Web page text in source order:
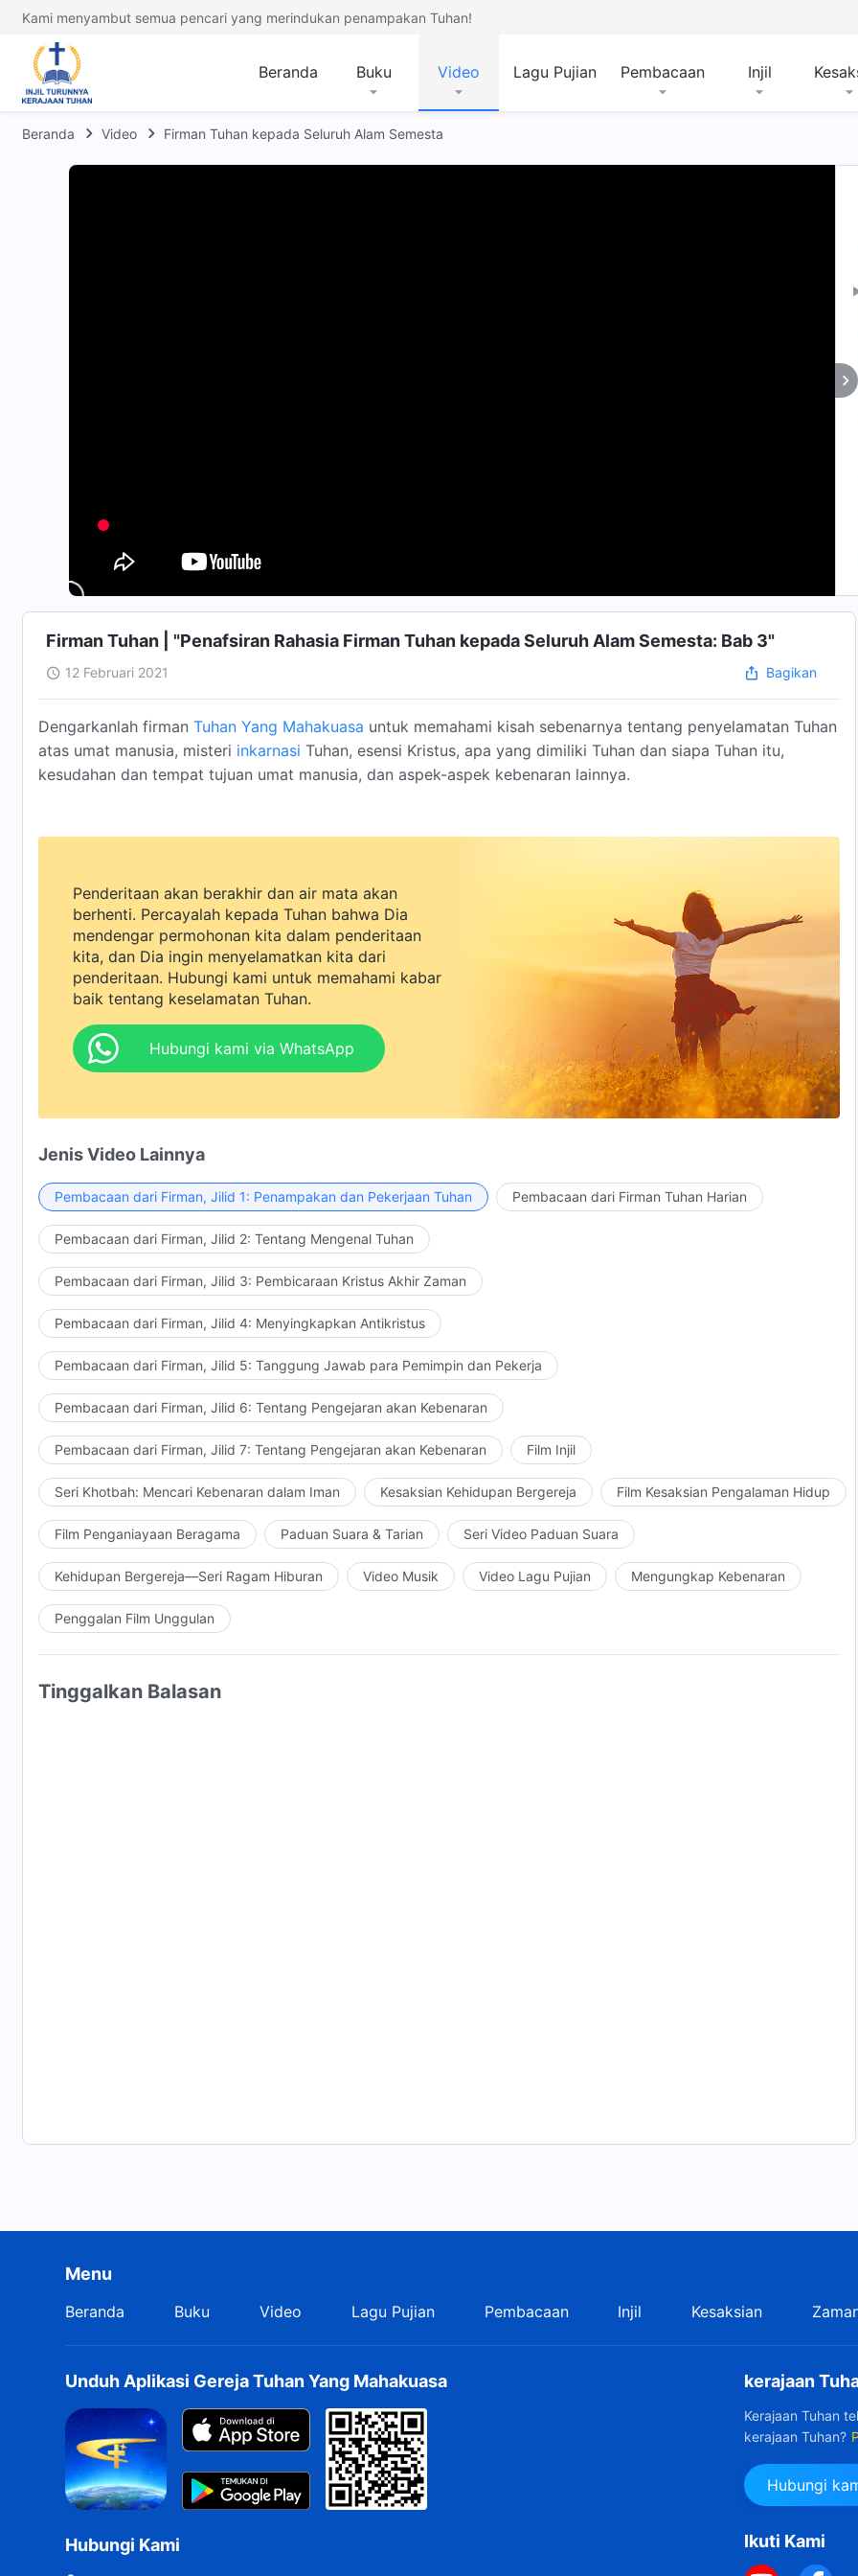
Kami menyambut semua pencari yang merindukan penampakan Tuhan!
Beranda Buku Video Lagu Pujian Pembacaan Injil
Beranda Video Firman Tuhan kepada Seluruh Alam Semesta
Firman Tuhan | "Penafsiran Rahasia Firman Tuhan kepada Seluruh Alam Semesta: Bab 3"
12 Februari 2021 Bagikan
Dengarkanlah firman Tuhan Yang Mahakuasa untuk memahami kisah sebenarnya tentang penyelamatan Tuhan
atas umat manusia, misteri inkarnasi Tuhan, esensi Kristus, apa yang dimiliki Tuhan dan siapa Tuhan itu,
kesudahan dan tempat tujuan umat manusia, dan aspek-aspek kebenaran lainnya.
Penderitaan akan berakhir dan air mata akan
berhenti. Percayalah kepada Tuhan bahwa Dia
mendengar permohonan kita dalam penderitaan
kita, dan Dia ingin menyelamatkan kita dari
penderitaan. Hubungi kami untuk memahami kabar
baik tentang keselamatan Tuhan.
Hubungi kami via WhatsApp
Jenis Video Lainnya
Pembacaan dari Firman, Jilid 1: Penampakan dan Pekerjaan Tuhan Pembacaan dari Firman Tuhan Harian
Pembacaan dari Firman, Jilid 2: Tentang Mengenal Tuhan
Pembacaan dari Firman, Jilid 3: Pembicaraan Kristus Akhir Zaman
Pembacaan dari Firman, Jilid 4: Menyingkapkan Antikristus
Pembacaan dari Firman, Jilid 5: Tanggung Jawab para Pemimpin dan Pekerja
Pembacaan dari Firman, Jilid 6: Tentang Pengejaran akan Kebenaran
Pembacaan dari Firman, Jilid 7: Tentang Pengejaran akan Kebenaran Film Injil
Seri Khotbah: Mencari Kebenaran dalam Iman Kesaksian Kehidupan Bergereja Film Kesaksian Pengalaman Hidup
Film Penganiayaan Beragama Paduan Suara & Tarian Seri Video Paduan Suara
Kehidupan Bergereja—Seri Ragam Hiburan Video Musik Video Lagu Pujian Mengungkap Kebenaran
Penggalan Film Unggulan
Tinggalkan Balasan
Menu
Beranda Buku Video Lagu Pujian Pembacaan Injil Kesaksian
Unduh Aplikasi Gereja Tuhan Yang Mahakuasa
Hubungi Kami
kerajaan
Kerajaan Tuhan
kerajaan Tuhan?
Hubungi
Ikuti Kami